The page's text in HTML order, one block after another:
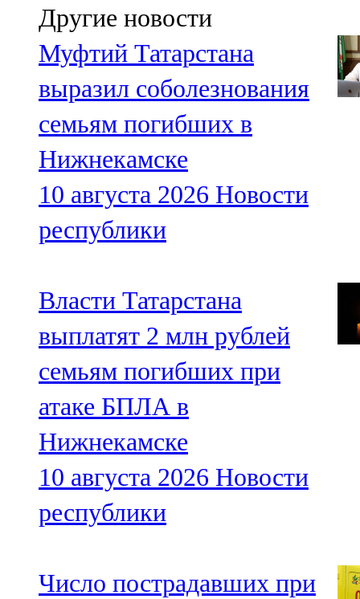
Другие новости
Муфтий Татарстана
выразил соболезнования
семьям погибших в
Нижнекамске
10 августа 2026 Новости
республики
Власти Татарстана
выплатят 2 млн рублей
семьям погибших при
атаке БПЛА в
Нижнекамске
10 августа 2026 Новости
республики
Число пострадавших при